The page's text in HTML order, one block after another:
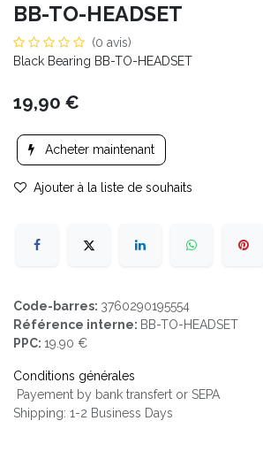
BB-TO-HEADSET
(0 avis)
Black Bearing BB-TO-HEADSET
19,90 €
Acheter maintenant
Ajouter à la liste de souhaits
Code-barres: 3760290195554
Référence interne: BB-TO-HEADSET
PPC: 19.90 €
Conditions générales
Payement by bank transfert or SEPA
Shipping: 1-2 Business Days